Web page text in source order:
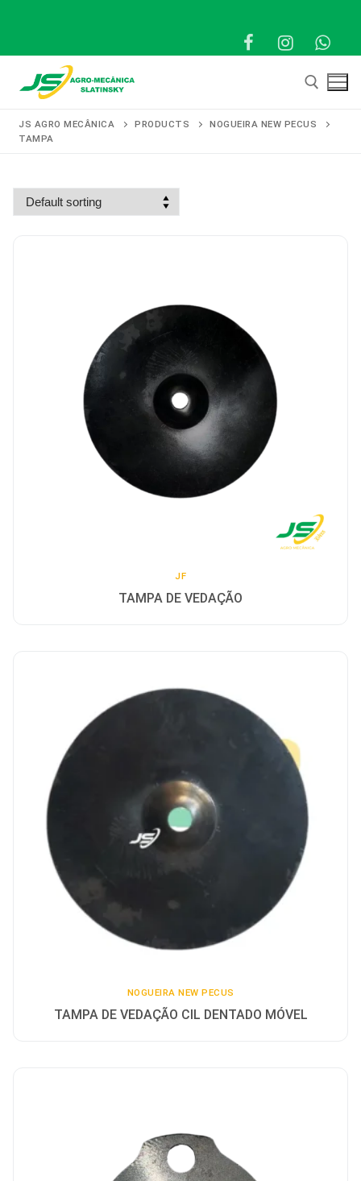
para
conteúdo
Pesquisar
por:
JS AGRO MECÂNICA PRODUCTS
NOGUEIRA NEW PECUS
TAMPA
JF
TAMPA DE VEDAÇÃO
NOGUEIRA NEW PECUS
TAMPA DE VEDAÇÃO CIL DENTADO MÓVEL